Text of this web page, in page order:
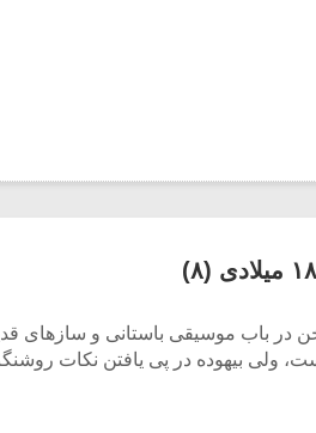
در باب موسیقی باستانی و سازهای
بیهوده در پی یافتن نکات